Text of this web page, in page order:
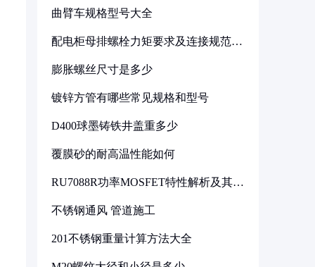
曲臂车规格型号大全
配电柜母排螺栓力矩要求及连接规范详
膨胀螺丝尺寸是多少
镀锌方管有哪些常见规格和型号
D400球墨铸铁井盖重多少
覆膜砂的耐高温性能如何
RU7088R功率MOSFET特性解析及其在
不锈钢通风 管道施工
201不锈钢重量计算方法大全